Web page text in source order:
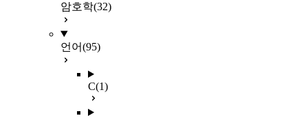
암호학(32)
언어(95)
C(1)